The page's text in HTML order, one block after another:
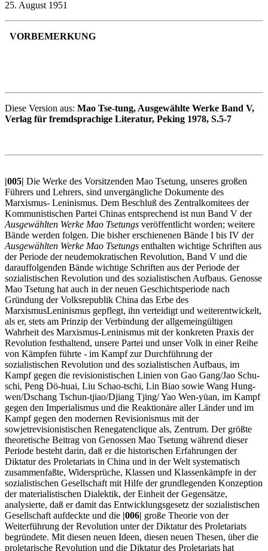
25. August 1951
VORBEMERKUNG
Diese Version aus: Mao Tse-tung, Ausgewählte Werke Band V,
Verlag für fremdsprachige Literatur, Peking 1978, S.5-7
|005| Die Werke des Vorsitzenden Mao Tsetung, unseres großen
Führers und Lehrers, sind unvergängliche Dokumente des
Marxismus- Leninismus. Dem Beschluß des Zentralkomitees der
Kommunistischen Partei Chinas entsprechend ist nun Band V der
Ausgewählten Werke Mao Tsetungs veröffentlicht worden; weitere
Bände werden folgen. Die bisher erschienenen Bände I bis IV der
Ausgewählten Werke Mao Tsetungs enthalten wichtige Schriften aus
der Periode der neudemokratischen Revolution, Band V und die
darauffolgenden Bände wichtige Schriften aus der Periode der
sozialistischen Revolution und des sozialistischen Aufbaus. Genosse
Mao Tsetung hat auch in der neuen Geschichtsperiode nach
Gründung der Volksrepublik China das Erbe des
MarxismusLeninismus gepflegt, ihn verteidigt und weiterentwickelt,
als er, stets am Prinzip der Verbindung der allgemeingültigen
Wahrheit des Marxismus-Leninismus mit der konkreten Praxis der
Revolution festhaltend, unsere Partei und unser Volk in einer Reihe
von Kämpfen führte - im Kampf zur Durchführung der
sozialistischen Revolution und des sozialistischen Aufbaus, im
Kampf gegen die revisionistischen Linien von Gao Gang/Jao Schu-
schi, Peng Dö-huai, Liu Schao-tschi, Lin Biao sowie Wang Hung-
wen/Dschang Tschun-tjiao/Djiang Tjing/ Yao Wen-yüan, im Kampf
gegen den Imperialismus und die Reaktionäre aller Länder und im
Kampf gegen den modernen Revisionismus mit der
sowjetrevisionistischen Renegatenclique als, Zentrum. Der größte
theoretische Beitrag von Genossen Mao Tsetung während dieser
Periode besteht darin, daß er die historischen Erfahrungen der
Diktatur des Proletariats in China und in der Welt systematisch
zusammenfaßte, Widersprüche, Klassen und Klassenkämpfe in der
sozialistischen Gesellschaft mit Hilfe der grundlegenden Konzeption
der materialistischen Dialektik, der Einheit der Gegensätze,
analysierte, daß er damit das Entwicklungsgesetz der sozialistischen
Gesellschaft aufdeckte und die |006| große Theorie von der
Weiterführung der Revolution unter der Diktatur des Proletariats
begründete. Mit diesen neuen Ideen, diesen neuen Thesen, über die
proletarische Revolution und die Diktatur des Proletariats hat